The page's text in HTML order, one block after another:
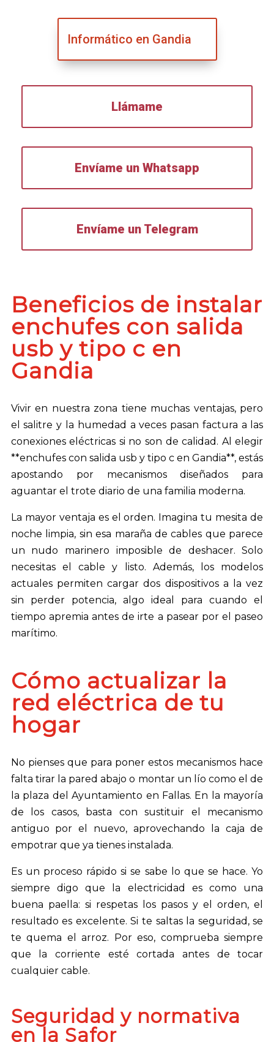
Informático en Gandia
Llámame
Envíame un Whatsapp
Envíame un Telegram
Beneficios de instalar
enchufes con salida
usb y tipo c en
Gandia
Vivir en nuestra zona tiene muchas ventajas, pero
el salitre y la humedad a veces pasan factura a las
conexiones eléctricas si no son de calidad. Al elegir
**enchufes con salida usb y tipo c en Gandia**, estás
apostando por mecanismos diseñados para
aguantar el trote diario de una familia moderna.
La mayor ventaja es el orden. Imagina tu mesita de
noche limpia, sin esa maraña de cables que parece
un nudo marinero imposible de deshacer. Solo
necesitas el cable y listo. Además, los modelos
actuales permiten cargar dos dispositivos a la vez
sin perder potencia, algo ideal para cuando el
tiempo apremia antes de irte a pasear por el paseo
marítimo.
Cómo actualizar la
red eléctrica de tu
hogar
No pienses que para poner estos mecanismos hace
falta tirar la pared abajo o montar un lío como el de
la plaza del Ayuntamiento en Fallas. En la mayoría
de los casos, basta con sustituir el mecanismo
antiguo por el nuevo, aprovechando la caja de
empotrar que ya tienes instalada.
Es un proceso rápido si se sabe lo que se hace. Yo
siempre digo que la electricidad es como una
buena paella: si respetas los pasos y el orden, el
resultado es excelente. Si te saltas la seguridad, se
te quema el arroz. Por eso, comprueba siempre
que la corriente esté cortada antes de tocar
cualquier cable.
Seguridad y normativa
en la Safor